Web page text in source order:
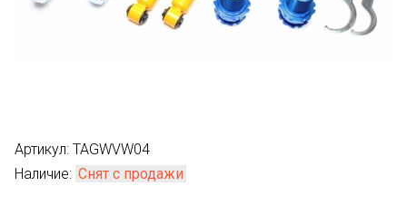
Артикул: TAGWVW04
Наличие: Снят с продажи